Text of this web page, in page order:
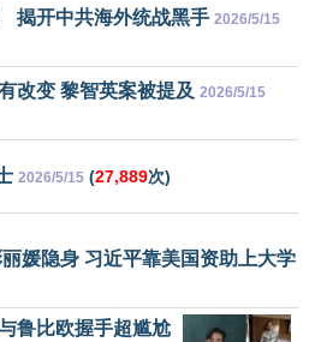
揭开中共海外统战黑手 2026/5/15
改变 黎智英案被提及 2026/5/15
2026/5/15 (27,889次)
媛隐身 习近平靠美国资助上大学
鲁比欧握手超尴尬